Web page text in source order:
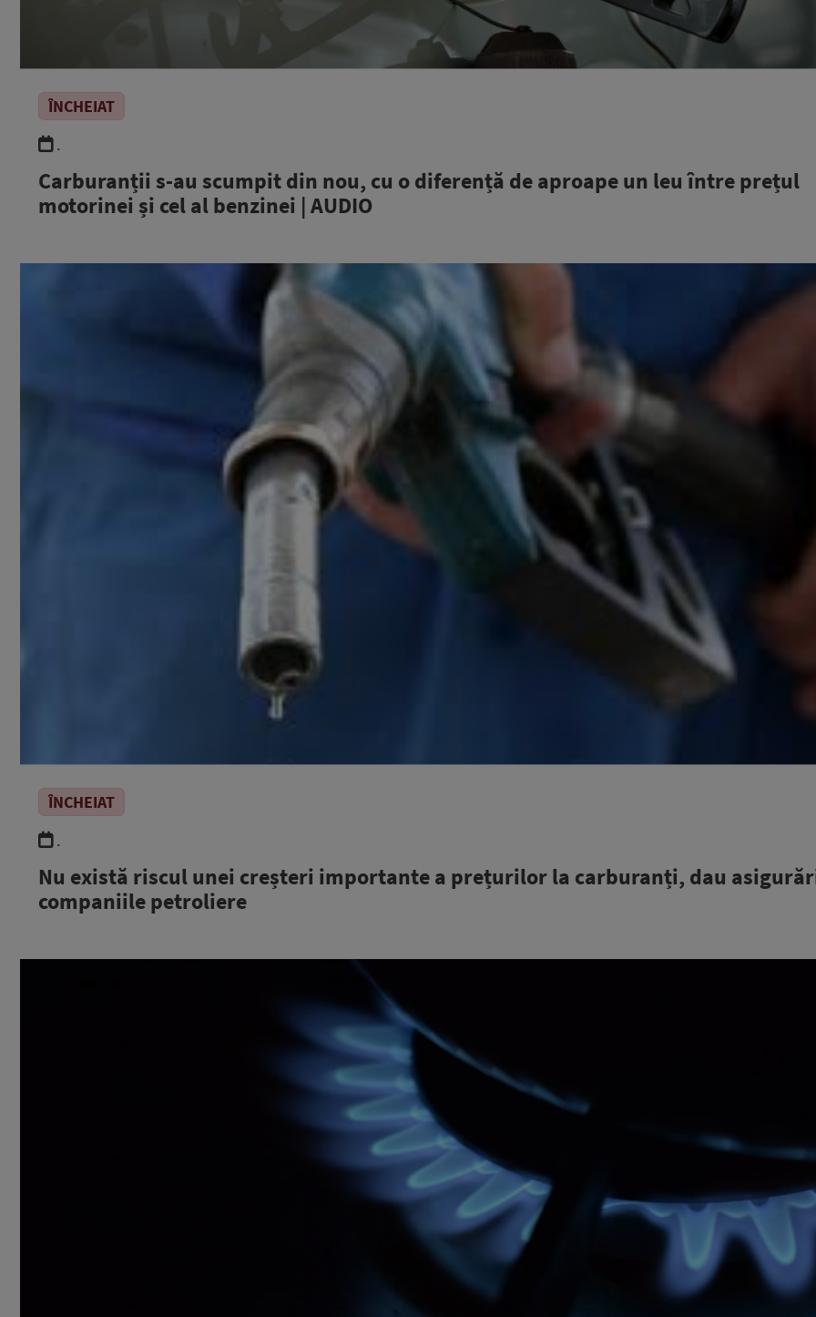
ÎNCHEIAT
.
Carburanții s-au scumpit din nou, cu o diferență de aproape un leu între prețul
motorinei și cel al benzinei | AUDIO
ÎNCHEIAT
.
Nu există riscul unei creșteri importante a prețurilor la carburanți, dau
companiile petroliere